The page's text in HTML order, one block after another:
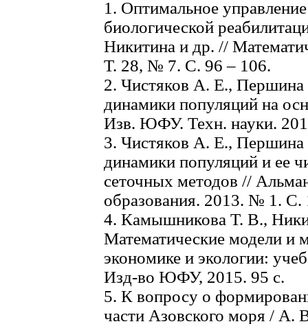
1. Оптимальное
биологической
Никитина и др. //
Т. 28, № 7. С. 96 – 106.
2. Чистяков А. Е.,
динамики популяций на
Изв. ЮФУ. Техн. науки.
3. Чистяков А. Е.,
динамики популяций и ее
сеточных методов //
образования. 2013. № 1. С.
4. Камышникова Т. В.,
Математические модели и
экономике и экологии:
Изд-во ЮФУ, 2015. 95 c.
5. К вопросу о
части Азовского моря / А.